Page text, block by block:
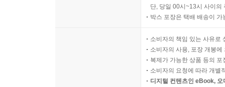
단, 당일 00시~13시 사이의
박스 포장은 택배 배송이
소비자의 책임 있는 사유로
소비자의 사용, 포장 개봉
복제가 가능한 상품 등의
소비자의 요청에 따라 개별
디지털 컨텐츠인 eBook,